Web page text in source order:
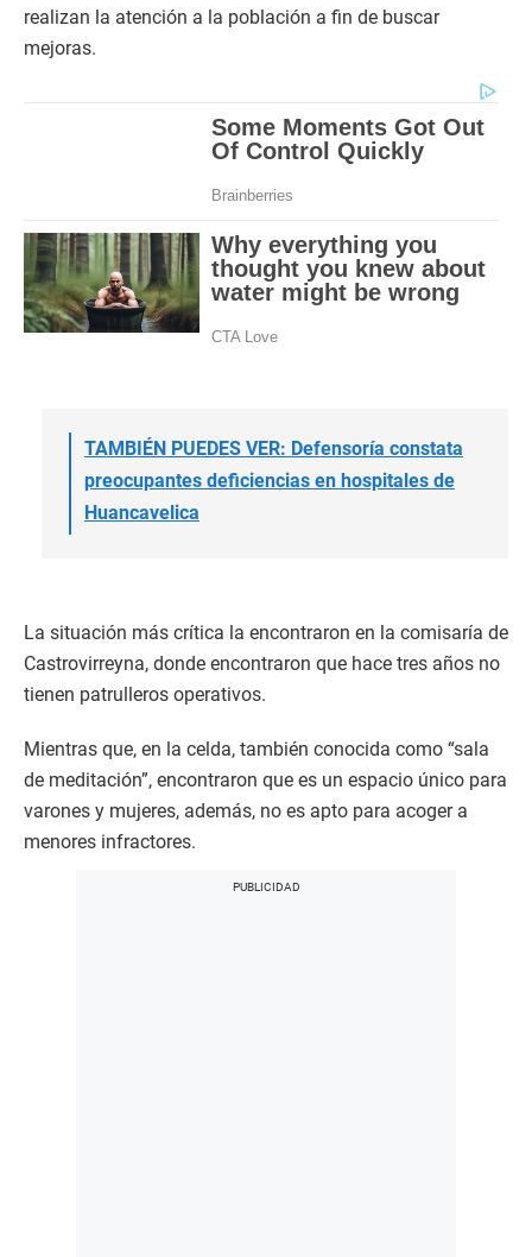
realizan la atención a la población a fin de buscar
mejoras.
TAMBIÉN PUEDES VER: Defensoría constata
preocupantes deficiencias en hospitales de
Huancavelica
La situación más crítica la encontraron en la comisaría de
Castrovirreyna, donde encontraron que hace tres años no
tienen patrulleros operativos.
Mientras que, en la celda, también conocida como “sala
de meditación”, encontraron que es un espacio único para
varones y mujeres, además, no es apto para acoger a
menores infractores.